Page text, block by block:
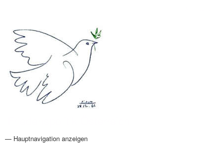
Hauptnavigation
— Hauptnavigation anzeigen